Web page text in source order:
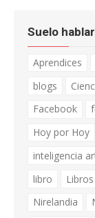
Suelo
Aprendices
blogs
Facebook
Hoy por Hoy
inteligencia
libro
Libros
Nirelandia